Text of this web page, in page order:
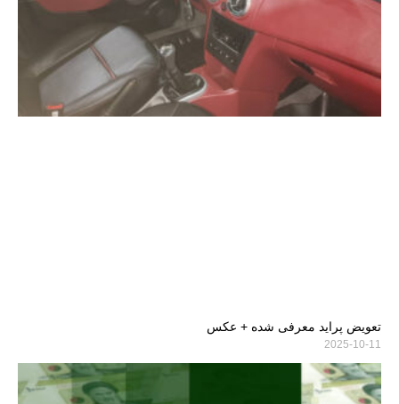
تعویض پراید معرفی شده + عکس
2025-10-11